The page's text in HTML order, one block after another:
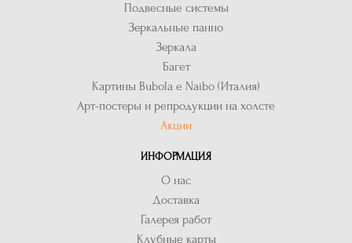
Подвесные системы
Зеркальные панно
Зеркала
Багет
Картины Bubola e Naibo (Италия)
Арт-постеры и репродукции на холсте
Акции
ИНФОРМАЦИЯ
О нас
Доставка
Галерея работ
Клубные карты